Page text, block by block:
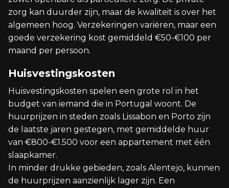
zorg kan duurder zijn, maar de kwaliteit is over het
algemeen hoog. Verzekeringen variëren, maar een
goede verzekering kost gemiddeld €50-€100 per
maand per persoon.
Huisvestingskosten
Huisvestingskosten spelen een grote rol in het
budget van iemand die in Portugal woont. De
huurprijzen in steden zoals Lissabon en Porto zijn
de laatste jaren gestegen, met gemiddelde huur
van €800-€1.500 voor een appartement met één
slaapkamer.
In minder drukke gebieden, zoals Alentejo, kunnen
de huurprijzen aanzienlijk lager zijn. Een